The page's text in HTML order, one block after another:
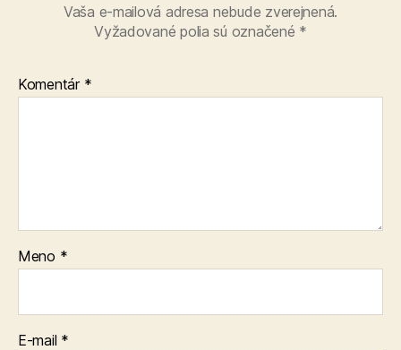
Vaša e-mailová adresa nebude zverejnená.
Vyžadované polia sú označené *
Komentár *
Meno *
E-mail *